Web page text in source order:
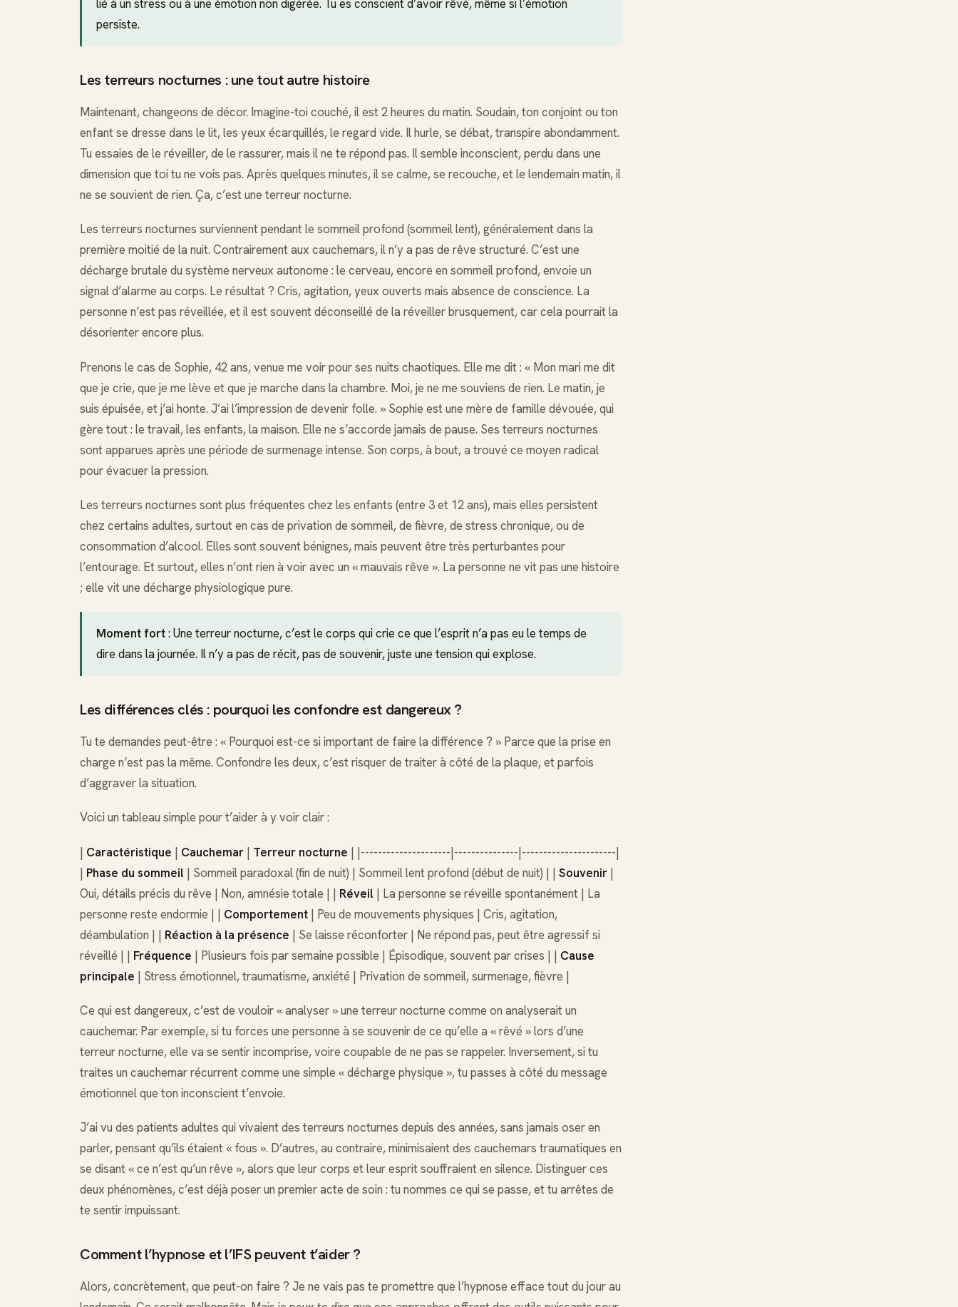
lié à un stress ou à une émotion non digérée. Tu es conscient d’avoir rêvé, même si l’émotion
persiste.
Les terreurs nocturnes : une tout autre histoire
Maintenant, changeons de décor. Imagine-toi couché, il est 2 heures du matin. Soudain, ton conjoint ou ton
enfant se dresse dans le lit, les yeux écarquillés, le regard vide. Il hurle, se débat, transpire abondamment.
Tu essaies de le réveiller, de le rassurer, mais il ne te répond pas. Il semble inconscient, perdu dans une
dimension que toi tu ne vois pas. Après quelques minutes, il se calme, se recouche, et le lendemain matin, il
ne se souvient de rien. Ça, c’est une terreur nocturne.
Les terreurs nocturnes surviennent pendant le sommeil profond (sommeil lent), généralement dans la
première moitié de la nuit. Contrairement aux cauchemars, il n’y a pas de rêve structuré. C’est une
décharge brutale du système nerveux autonome : le cerveau, encore en sommeil profond, envoie un
signal d’alarme au corps. Le résultat ? Cris, agitation, yeux ouverts mais absence de conscience. La
personne n’est pas réveillée, et il est souvent déconseillé de la réveiller brusquement, car cela pourrait la
désorienter encore plus.
Prenons le cas de Sophie, 42 ans, venue me voir pour ses nuits chaotiques. Elle me dit : « Mon mari me dit
que je crie, que je me lève et que je marche dans la chambre. Moi, je ne me souviens de rien. Le matin, je
suis épuisée, et j’ai honte. J’ai l’impression de devenir folle. » Sophie est une mère de famille dévouée, qui
gère tout : le travail, les enfants, la maison. Elle ne s’accorde jamais de pause. Ses terreurs nocturnes
sont apparues après une période de surmenage intense. Son corps, à bout, a trouvé ce moyen radical
pour évacuer la pression.
Les terreurs nocturnes sont plus fréquentes chez les enfants (entre 3 et 12 ans), mais elles persistent
chez certains adultes, surtout en cas de privation de sommeil, de fièvre, de stress chronique, ou de
consommation d’alcool. Elles sont souvent bénignes, mais peuvent être très perturbantes pour
l’entourage. Et surtout, elles n’ont rien à voir avec un « mauvais rêve ». La personne ne vit pas une histoire
; elle vit une décharge physiologique pure.
Moment fort: Une terreur nocturne, c’est le corps qui crie ce que l’esprit n’a pas eu le temps de
dire dans la journée. Il n’y a pas de récit, pas de souvenir, juste une tension qui explose.
Les différences clés : pourquoi les confondre est dangereux ?
Tu te demandes peut-être : « Pourquoi est-ce si important de faire la différence ? » Parce que la prise en
charge n’est pas la même. Confondre les deux, c’est risquer de traiter à côté de la plaque, et parfois
d’aggraver la situation.
Voici un tableau simple pour t’aider à y voir clair :
| Caractéristique | Cauchemar | Terreur nocturne | |---------------------|---------------|----------------------|
| Phase du sommeil | Sommeil paradoxal (fin de nuit) | Sommeil lent profond (début de nuit) | | Souvenir |
Oui, détails précis du rêve | Non, amnésie totale | | Réveil | La personne se réveille spontanément | La
personne reste endormie | | Comportement | Peu de mouvements physiques | Cris, agitation,
déambulation | | Réaction à la présence | Se laisse réconforter | Ne répond pas, peut être agressif si
réveillé | | Fréquence | Plusieurs fois par semaine possible | Épisodique, souvent par crises | | Cause
principale | Stress émotionnel, traumatisme, anxiété | Privation de sommeil, surmenage, fièvre |
Ce qui est dangereux, c’est de vouloir « analyser » une terreur nocturne comme on analyserait un
cauchemar. Par exemple, si tu forces une personne à se souvenir de ce qu’elle a « rêvé » lors d’une
terreur nocturne, elle va se sentir incomprise, voire coupable de ne pas se rappeler. Inversement, si tu
traites un cauchemar récurrent comme une simple « décharge physique », tu passes à côté du message
émotionnel que ton inconscient t’envoie.
J’ai vu des patients adultes qui vivaient des terreurs nocturnes depuis des années, sans jamais oser en
parler, pensant qu’ils étaient « fous ». D’autres, au contraire, minimisaient des cauchemars traumatiques en
se disant « ce n’est qu’un rêve », alors que leur corps et leur esprit souffraient en silence. Distinguer ces
deux phénomènes, c’est déjà poser un premier acte de soin : tu nommes ce qui se passe, et tu arrêtes de
te sentir impuissant.
Comment l’hypnose et l’IFS peuvent t’aider ?
Alors, concrètement, que peut-on faire ? Je ne vais pas te promettre que l’hypnose efface tout du jour au